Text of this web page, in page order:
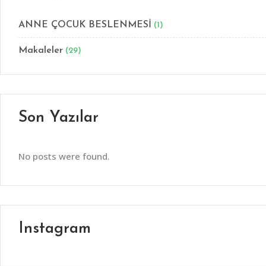
ANNE ÇOCUK BESLENMESİ (1)
Makaleler (29)
Son Yazılar
No posts were found.
Instagram